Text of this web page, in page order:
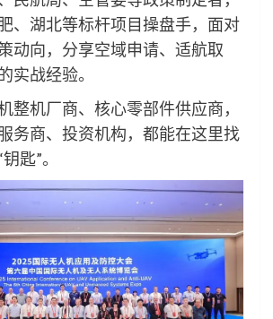
、湖北等标杆项目操盘手，面对
动向，分享空域申请、适航取
实战经验。
整机厂商、核心零部件供应商，
务商、投资机构，都能在这里找
匙”。